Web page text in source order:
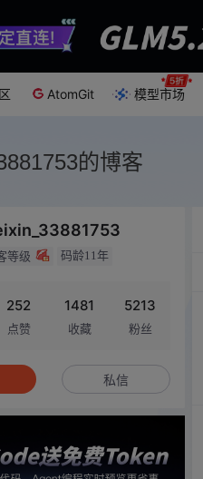
AtomGit 模型市场
的博客
等级 码龄11年
252
点赞
1481
收藏
5213
粉丝
私信